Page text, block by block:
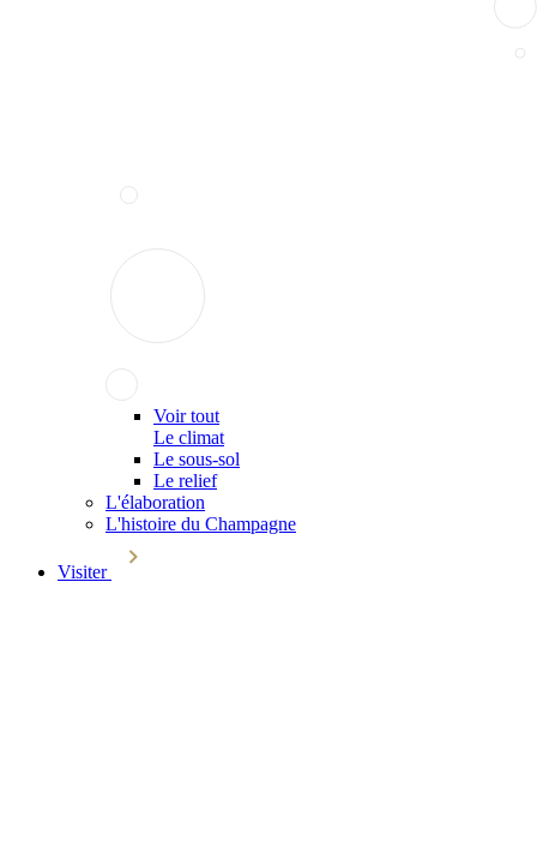
Voir tout
Le climat
Le sous-sol
Le relief
L'élaboration
L'histoire du Champagne
Visiter